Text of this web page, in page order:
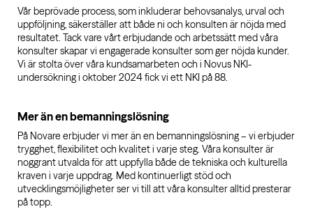
Vår beprövade process, som inkluderar behovsanalys, urval och
uppföljning, säkerställer att både ni och konsulten är nöjda med
resultatet. Tack vare vårt erbjudande och arbetssätt med våra
konsulter skapar vi engagerade konsulter som ger nöjda kunder.
Vi är stolta över våra kundsamarbeten och i Novus NKI-
undersökning i oktober 2024 fick vi ett NKI på 88.
Mer än en bemanningslösning
På Novare erbjuder vi mer än en bemanningslösning – vi erbjuder
trygghet, flexibilitet och kvalitet i varje steg. Våra konsulter är
noggrant utvalda för att uppfylla både de tekniska och kulturella
kraven i varje uppdrag. Med kontinuerligt stöd och
utvecklingsmöjligheter ser vi till att våra konsulter alltid presterar
på topp.